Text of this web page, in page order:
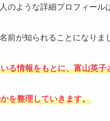
のような詳細プロフィール
前が知られることになりま
る情報をもとに、富山英
を整理していきます。